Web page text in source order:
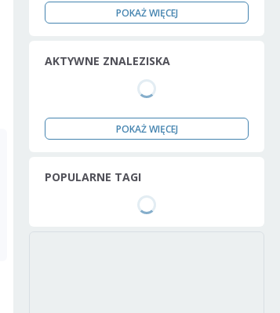
POKAŻ WIĘCEJ
AKTYWNE ZNALEZISKA
POKAŻ WIĘCEJ
POPULARNE TAGI